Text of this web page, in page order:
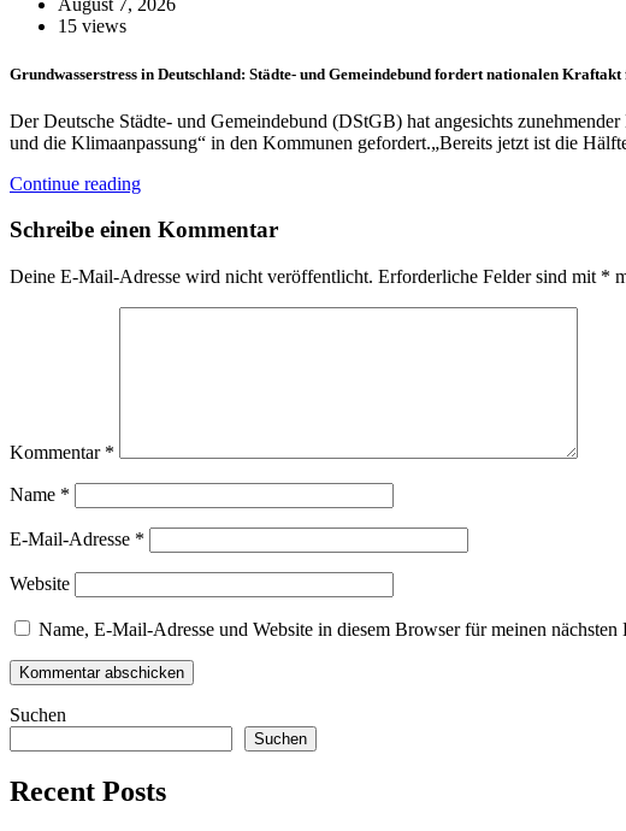
August 7, 2026
15 views
Grundwasserstress in Deutschland: Städte- und Gemeindebund fordert nationalen
Der Deutsche Städte- und Gemeindebund (DStGB) hat angesichts
und die Klimaanpassung“ in den Kommunen gefordert.„Bereits jetzt ist die
Continue reading
Schreibe einen Kommentar
Deine E-Mail-Adresse wird nicht veröffentlicht. Erforderliche Felder sind mit *
Kommentar *
Name *
E-Mail-Adresse *
Website
Name, E-Mail-Adresse und Website in diesem Browser für meinen nächsten
Suchen
Suchen
Recent Posts